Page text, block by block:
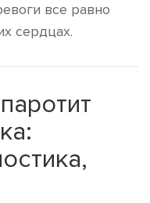
все равно
сердцах.